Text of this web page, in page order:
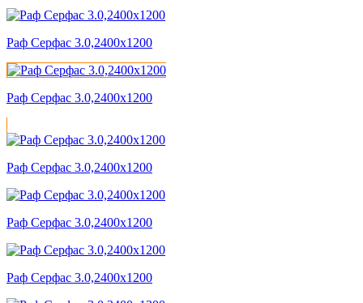
Раф Серфас 3.0,2400x1200
Раф Серфас 3.0,2400x1200
Раф Серфас 3.0,2400x1200
Раф Серфас 3.0,2400x1200
Раф Серфас 3.0,2400x1200